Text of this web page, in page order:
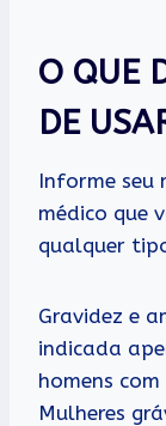
O QUE
DE
Informe seu
médico que
qualquer
Gravidez e
indicada
homens
Mulheres